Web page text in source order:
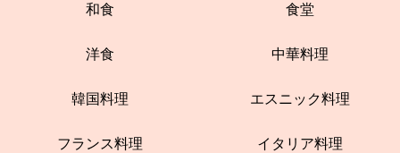
和食 食堂
洋食 中華料理
韓国料理 エスニック料理
フランス料理 イタリア料理